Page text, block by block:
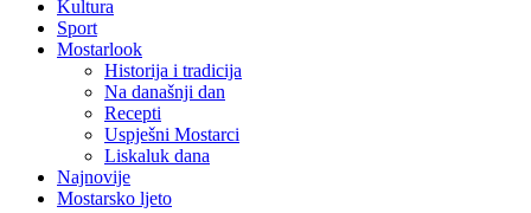
Kultura
Sport
Mostarlook
Historija i tradicija
Na današnji dan
Recepti
Uspješni Mostarci
Liskaluk dana
Najnovije
Mostarsko ljeto